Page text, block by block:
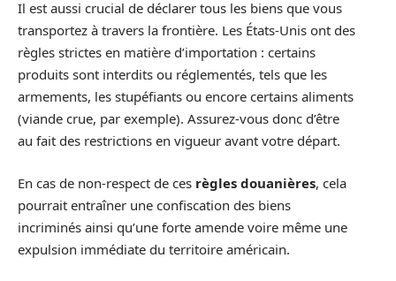
Il est aussi crucial de déclarer tous les biens que vous
transportez à travers la frontière. Les États-Unis ont des
règles strictes en matière d’importation : certains
produits sont interdits ou réglementés, tels que les
armements, les stupéfiants ou encore certains aliments
(viande crue, par exemple). Assurez-vous donc d’être
au fait des restrictions en vigueur avant votre départ.
En cas de non-respect de ces règles douanières, cela
pourrait entraîner une confiscation des biens
incriminés ainsi qu’une forte amende voire même une
expulsion immédiate du territoire américain.